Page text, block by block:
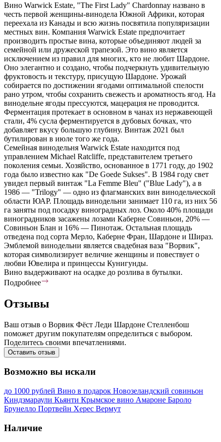
Вино Warwick Estate, "The First Lady" Chardonnay названо в
честь первой женщины-винодела Южной Африки, которая
переехала из Канады и всю жизнь посвятила популяризации
местных вин. Компания Warwick Estate предпочитает
производить простые вина, которые объединяют людей за
семейной или дружеской трапезой. Это вино является
исключением из правил для многих, кто не любит Шардоне.
Оно элегантно и создано, чтобы подчеркнуть удивительную
фруктовость и текстуру, присущую Шардоне. Урожай
собирается по достижении ягодами оптимальной спелости
рано утром, чтобы сохранить свежесть и ароматность ягод. На
винодельне ягоды прессуются, мацерация не проводится.
Ферментация протекает в основном в чанах из нержавеющей
стали, 4% сусла ферментируется в дубовых бочках, что
добавляет вкусу большую глубину. Винтаж 2021 был
бутилирован в июле того же года.
Семейная винодельня Warwick Estate находится под
управлением Michael Ratcliffe, представителем третьего
поколения семьи. Хозяйство, основанное в 1771 году, до 1902
года было известно как "De Goede Sukses". В 1984 году свет
увидел первый винтаж "La Femme Bleu" ("Blue Lady"), а в
1986 — "Trilogy" — одно из флагманских вин винодельческой
области ЮАР. Площадь винодельни занимает 110 га, из них 56
га заняты под посадку виноградных лоз. Около 40% площади
виноградников засажены лозами Каберне Совиньон, 20% —
Совиньон Блан и 16% — Пинотаж. Остальная площадь
отведена под сорта Мерло, Каберне Фран, Шардоне и Шираз.
Эмблемой винодельни является свадебная ваза "Ворвик",
которая символизирует величие женщины и повествует о
любви Ювелира и принцессы Кунигунды.
Вино выдерживают на осадке до розлива в бутылки.
Подробнее
Отзывы
Ваш отзыв о Ворвик Фёст Леди Шардоне Стелленбош
поможет другим покупателям определиться с выбором.
Поделитесь своими впечатлениями.
Оставить отзыв
Возможно вы искали
до 1000 рублей Вино в подарок Новозеландский совиньон
Киндзмараули Кьянти Крымское вино Амароне Бароло
Брунелло Портвейн Херес Вермут
Наличие